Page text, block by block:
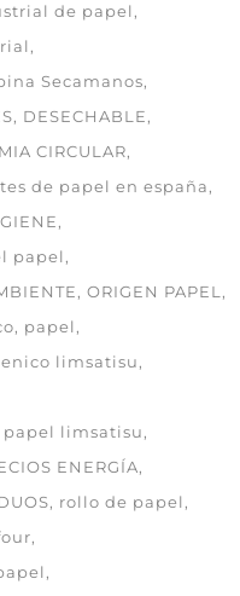
de papel
Secamanos
DESECHABLE
CIRCULAR
de papel en españa
papel
ORIGEN PAPEL
papel
limsatisu
papel limsatisu
ENERGÍA
rollo de papel